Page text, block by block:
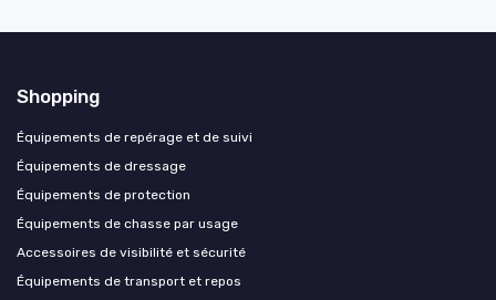
Shopping
Équipements de repérage et de suivi
Équipements de dressage
Équipements de protection
Équipements de chasse par usage
Accessoires de visibilité et sécurité
Équipements de transport et repos